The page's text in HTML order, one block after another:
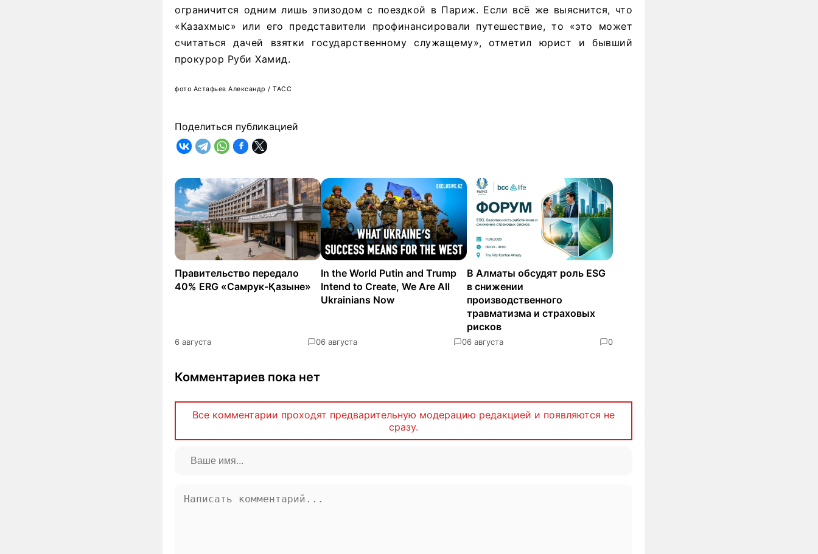
ограничится одним лишь эпизодом с поездкой в Париж. Если всё же выяснится, что
«Казахмыс» или его представители профинансировали путешествие, то «это может
считаться дачей взятки государственному служащему», отметил юрист и бывший
прокурор Руби Хамид.
фото Астафьев Александр / ТАСС
Поделиться публикацией
Правительство передало
40% ERG «Самрук-Қазыне»
6 августа 0
In the World Putin and Trump
Intend to Create, We Are All
Ukrainians Now
6 августа 0
В Алматы обсудят роль ESG
в снижении
производственного
травматизма и страховых
рисков
6 августа 0
Комментариев пока нет
Все комментарии проходят предварительную модерацию редакцией и появляются не
сразу.